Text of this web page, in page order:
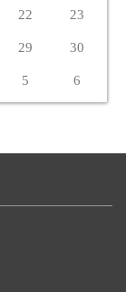
22 23
29 30
5 6